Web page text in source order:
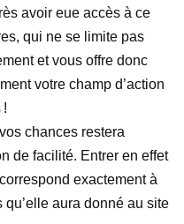
avoir eue accès à ce
qui ne se limite pas
et vous offre donc
votre champ d’action
!
chances restera
de facilité. Entrer en effet
exactement à
aura donné au site